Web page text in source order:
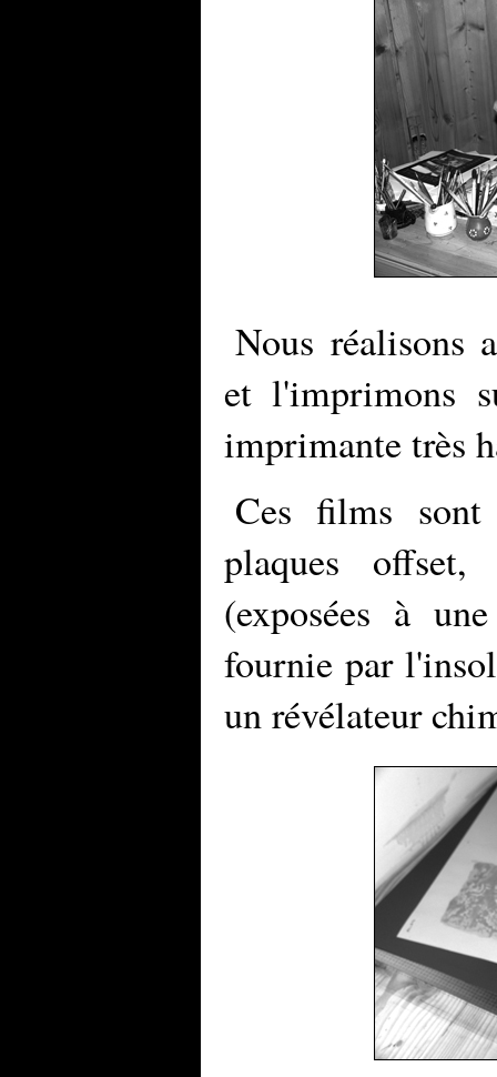
Nous réalisons
et l'imprimons
imprimante très
Ces films sont
plaques offset,
(exposées à
fournie par
un révélateur